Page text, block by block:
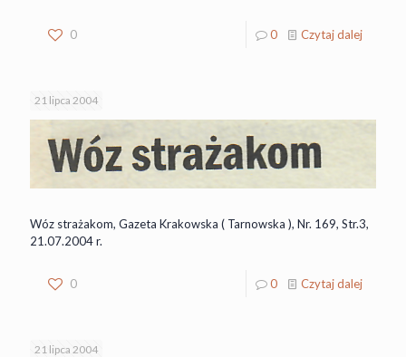
0 0 Czytaj dalej
21 lipca 2004
Wóz strażakom, Gazeta Krakowska ( Tarnowska ), Nr. 169, Str.3,
21.07.2004 r.
0 0 Czytaj dalej
21 lipca 2004